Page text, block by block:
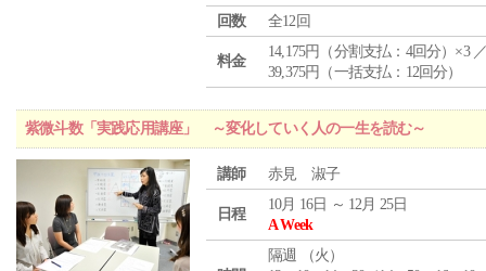
回数
全12回
料金
14,175円（分割支払：4回分）×3
39,375円（一括支払：12回分）
紫微斗数「実践応用講座」 ～変化していく人の一生を読む～
講師 赤見 淑子
日程
10月 16日 ～ 12月 25日
A Week
隔週 （火 ）